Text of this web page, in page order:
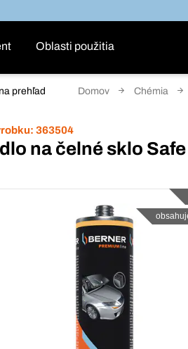
Oblasti použitia
prehľad Domov Chémia
363504
na čelné sklo